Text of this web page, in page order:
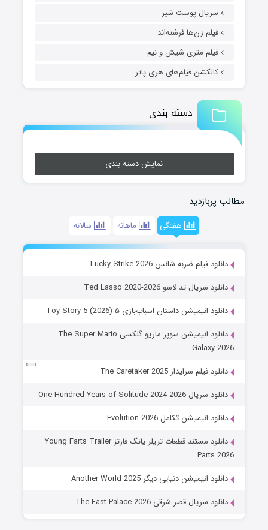
سریال پوست شیر
فیلم زن‌ها فرشته‌اند
فیلم متری شیش و نیم
کالکشن فیلم‌های هری پاتر
دسته بندی
نمایش دسته بندی
مطالب پربازدید
هفتگی ماهانه سالانه
دانلود فیلم ضربه شانس Lucky Strike 2026
دانلود سریال تد لاسو Ted Lasso 2020-2026
دانلود انیمیشن داستان اسباب‌بازی ۵ Toy Story 5 (2026)
دانلود انیمیشن سوپر ماریو گلکسی The Super Mario
Galaxy 2026
دانلود فیلم سرایدار The Caretaker 2025
دانلود سریال One Hundred Years of Solitude 2024-2026
دانلود انیمیشن تکامل Evolution 2026
دانلود مستند قطعات تریلر یانگ فارتز Young Farts Trailer
Parts 2026
دانلود انیمیشن دنیایی دیگر Another World 2025
دانلود سریال قصر شرقی The East Palace 2026